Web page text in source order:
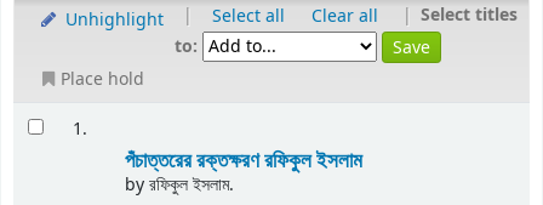
Unhighlight | Select all Clear all | Select titles
to:
Place hold
1.
পঁচাত্তরের রক্তক্ষরণরফিকুল ইসলাম
byরফিকুল ইসলাম.